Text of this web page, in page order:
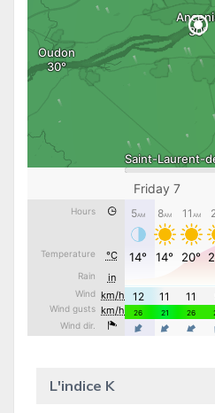
L'indice K